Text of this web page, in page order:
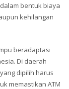
bentuk biaya
kehilangan
beradaptasi
Di daerah
dipilih harus
memastikan ATM